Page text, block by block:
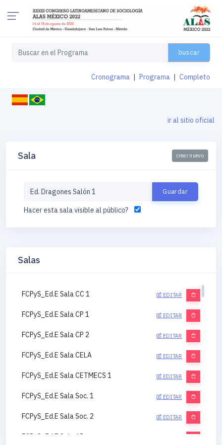
buscar
Cronograma Programa Completo
ir al sitio oficial
Sala crear nuevo
Hacer esta sala visible al público?
Salas
FCPyS_Ed.E Sala CC 1 EDITAR
FCPyS_Ed.E Sala CP 1 EDITAR
FCPyS_Ed.E Sala CP 2 EDITAR
FCPyS_Ed.E Sala CELA EDITAR
FCPyS_Ed.E Sala CETMECS 1 EDITAR
FCPyS_Ed.E Sala Soc. 1 EDITAR
FCPyS_Ed.E Sala Soc. 2 EDITAR
FCPyS_Ed.E Sala AP